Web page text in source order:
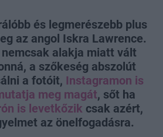
és legmerészebb plus
az angol Iskra Lawrence.
alakja miatt vált
a szőkeség abszolút
a fotóit, Instagramon is
meg magát, sőt ha
is levetkőzik csak azért,
az önelfogadásra.